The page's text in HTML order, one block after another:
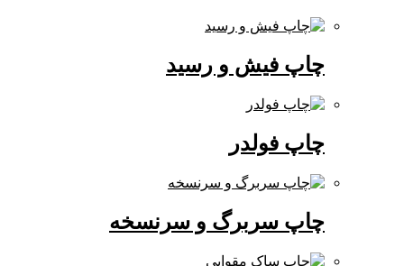
چاپ فیش و رسید
چاپ فولدر
چاپ سربرگ و سرنسخه